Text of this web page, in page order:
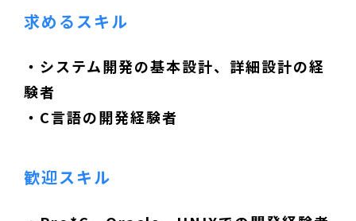
求めるスキル
・システム開発の基本設計、詳細設計の経
験者
・C言語の開発経験者
歓迎スキル